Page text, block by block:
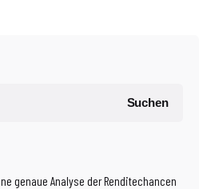
Suchen
genaue Analyse der Renditechancen